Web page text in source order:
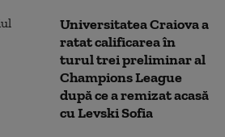
Universitatea Craiova a
ratat calificarea în
turul trei preliminar al
Champions League
după ce a remizat acasă
cu Levski Sofia